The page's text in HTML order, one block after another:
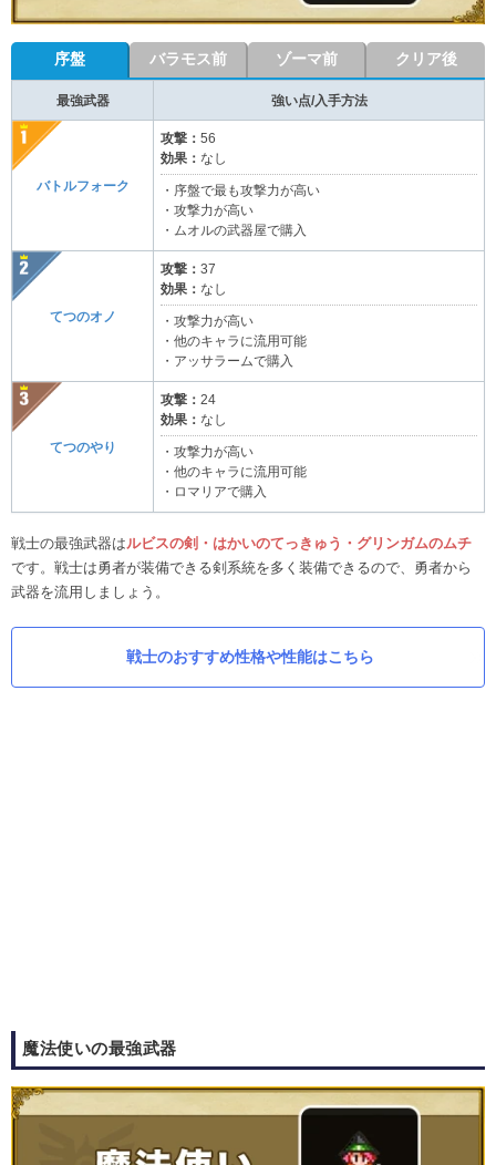
序盤 バラモス前 ゾーマ前 クリア後
最強武器 強い点/入手方法
バトルフォーク
攻撃： 56
効果： なし
・序盤で最も攻撃力が高い
・攻撃力が高い
・ムオルの武器屋で購入
てつのオノ
攻撃： 37
効果： なし
・攻撃力が高い
・他のキャラに流用可能
・アッサラームで購入
てつのやり
攻撃： 24
効果： なし
・攻撃力が高い
・他のキャラに流用可能
・ロマリアで購入
戦士の最強武器はルビスの剣・はかいのてっきゅう・グリンガムのムチ
です。戦士は勇者が装備できる剣系統を多く装備できるので、勇者から
武器を流用しましょう。
戦士のおすすめ性格や性能はこちら
魔法使いの最強武器